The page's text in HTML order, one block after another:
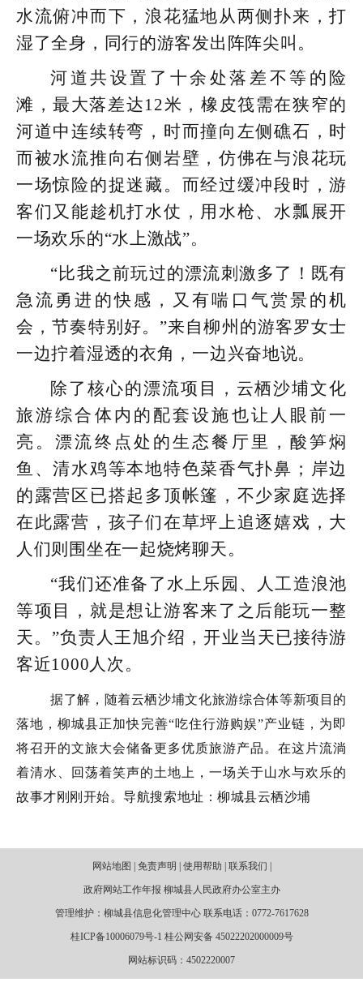
水流俯冲而下，浪花猛地从两侧扑来，打
湿了全身，同行的游客发出阵阵尖叫。
河道共设置了十余处落差不等的险
滩，最大落差达12米，橡皮筏需在狭窄的
河道中连续转弯，时而撞向左侧礁石，时
而被水流推向右侧岩壁，仿佛在与浪花玩
一场惊险的捉迷藏。而经过缓冲段时，游
客们又能趁机打水仗，用水枪、水瓢展开
一场欢乐的“水上激战”。
“比我之前玩过的漂流刺激多了！既有
急流勇进的快感，又有喘口气赏景的机
会，节奏特别好。”来自柳州的游客罗女士
一边拧着湿透的衣角，一边兴奋地说。
除了核心的漂流项目，云栖沙埔文化
旅游综合体内的配套设施也让人眼前一
亮。漂流终点处的生态餐厅里，酸笋焖
鱼、清水鸡等本地特色菜香气扑鼻；岸边
的露营区已搭起多顶帐篷，不少家庭选择
在此露营，孩子们在草坪上追逐嬉戏，大
人们则围坐在一起烧烤聊天。
“我们还准备了水上乐园、人工造浪池
等项目，就是想让游客来了之后能玩一整
天。”负责人王旭介绍，开业当天已接待游
客近1000人次。
据了解，随着云栖沙埔文化旅游综合体等新项目的
落地，柳城县正加快完善“吃住行游购娱”产业链，为即
将召开的文旅大会储备更多优质旅游产品。在这片流淌
着清水、回荡着笑声的土地上，一场关于山水与欢乐的
故事才刚刚开始。导航搜索地址：柳城县云栖沙埔
网站地图 | 免责声明 | 使用帮助 | 联系我们 |
政府网站工作年报 柳城县人民政府办公室主办
管理维护：柳城县信息化管理中心 联系电话：0772-7617628
桂ICP备10006079号-1 桂公网安备 45022202000009号
网站标识码：4502220007